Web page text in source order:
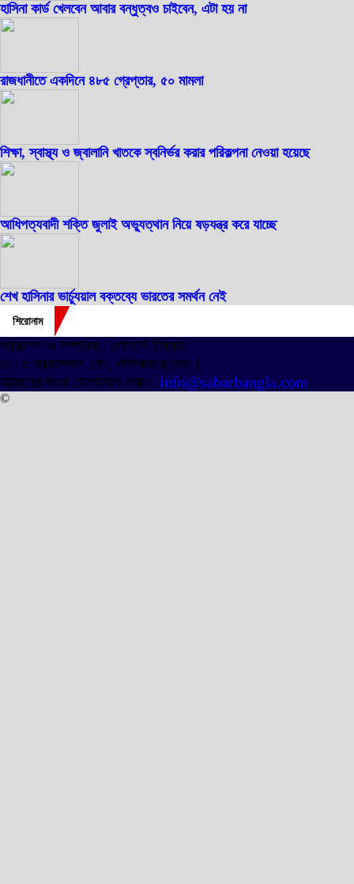
হাসিনা কার্ড খেলবেন আবার বন্ধুত্বও চাইবেন, এটা হয় না
রাজধানীতে একদিনে ৪৮৫ গ্রেপ্তার, ৫০ মামলা
শিক্ষা, স্বাস্থ্য ও জ্বালানি খাতকে স্বনির্ভর করার পরিকল্পনা নেওয়া হয়েছে
আধিপত্যবাদী শক্তি জুলাই অভ্যুত্থান নিয়ে ষড়যন্ত্র করে যাচ্ছে
শেখ হাসিনার ভার্চ্যুয়াল বক্তব্যে ভারতের সমর্থন নেই
শিরোনাম
প্রকাশক ও সম্পাদক : সোহানা ইসলাম
৩/১৩ প্রতাপদাশ লেন, লক্ষিবাজার ঢাকা।
আমাদের সাথে যোগাযোগ করুন: info@sabarbangla.com
©